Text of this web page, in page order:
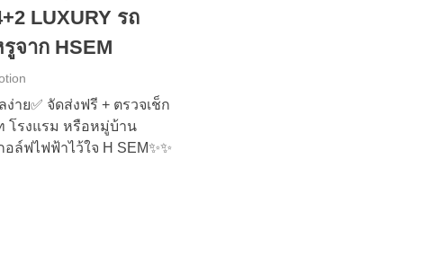
LUXURY รถ
จาก HSEM
าย✅ จัดส่งฟรี + ตรวจเช็ก
โรงแรม หรือหมู่บ้าน
อล์ฟไฟฟ้าไว้ใจ H SEM✨✨